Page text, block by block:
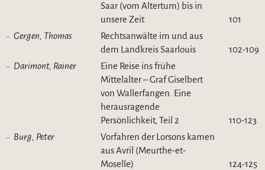
Saar (vom Altertum) bis in
unsere Zeit
101
Gergen, Thomas
Rechtsanwälte im und aus
dem Landkreis Saarlouis
102-109
Darimont, Rainer
Eine Reise ins frühe
Mittelalter – Graf Giselbert
von Wallerfangen. Eine
herausragende
Persönlichkeit, Teil 2
110-123
Burg, Peter
Vorfahren der Lorsons kamen
aus Avril (Meurthe-et-
Moselle)
124-125